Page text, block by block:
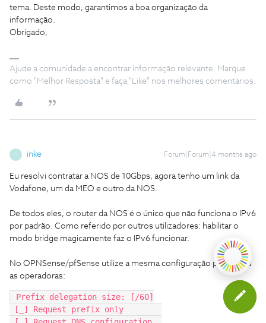
tema. Deste modo, garantimos a boa organização da
informação.
Obrigado,
Ajude a comunidade a encontrar informação relevante. Marque
como "Melhor Resposta" e faça "Like" nos melhores comentários.
inke Forum|Forum|4 months ago
Eu resolvi contratar a NOS de 10Gbps, agora tenho um link da
Vodafone, um da MEO e outro da NOS.
De todos eles, o router da NOS é o único que não funciona o IPv6
por padrão. Como referido por outros utilizadores: habilitar o
modo bridge magicamente faz o IPv6 funcionar.
No OPNSense/pfSense utilize a mesma configuração para todas
as operadoras:
Prefix delegation size: [/60]